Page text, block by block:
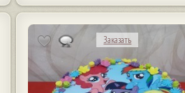
Заказать